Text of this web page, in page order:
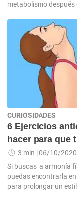
metabolismo después
CURIOSIDADES
6 Ejercicios
hacer para que
3 min | 06/10/2020
Si buscas la armonía
puedas encontrarla
para prolongar un